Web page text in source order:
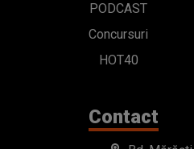
PODCAST
Concursuri
HOT40
Contact